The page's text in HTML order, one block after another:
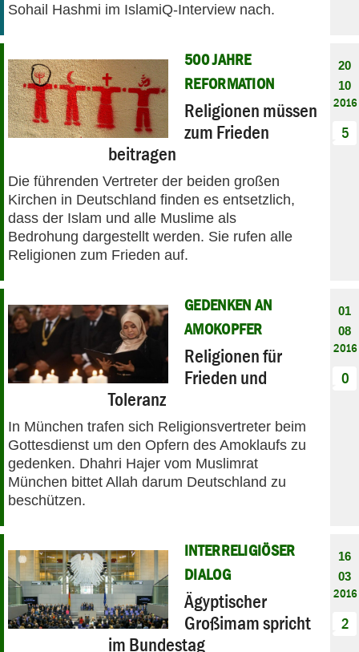
Sohail Hashmi im IslamiQ-Interview nach.
500 JAHRE
REFORMATION
Religionen müssen
zum Frieden
beitragen
Die führenden Vertreter der beiden großen
Kirchen in Deutschland finden es entsetzlich,
dass der Islam und alle Muslime als
Bedrohung dargestellt werden. Sie rufen alle
Religionen zum Frieden auf.
20
10
2016
5
GEDENKEN AN
AMOKOPFER
Religionen für
Frieden und
Toleranz
In München trafen sich Religionsvertreter beim
Gottesdienst um den Opfern des Amoklaufs zu
gedenken. Dhahri Hajer vom Muslimrat
München bittet Allah darum Deutschland zu
beschützen.
01
08
2016
0
INTERRELIGIÖSER
DIALOG
Ägyptischer
Großimam spricht
im Bundestag
16
03
2016
2